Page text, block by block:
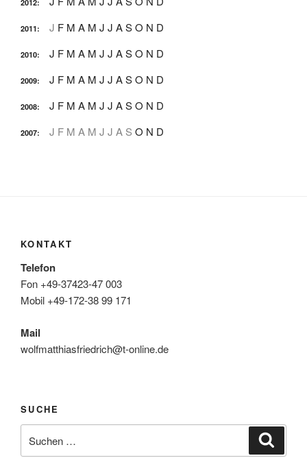
2012:
2011: J F M A M J J ASO N D
2010: J F M A M J J ASO N D
2009: J F M A M J J ASO N D
2008: J F M A M J J ASO N D
2007: J F M A M J J A S O N D
KONTAKT
Telefon
Fon +49-37423-47 003
Mobil +49-172-38 99 171
Mail
wolfmatthiasfriedrich@t-online.de
SUCHE
nach: